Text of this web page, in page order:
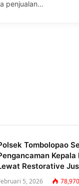
penjualan…
Tombolopao
Kepala
Restorative
5, 2026 78,970